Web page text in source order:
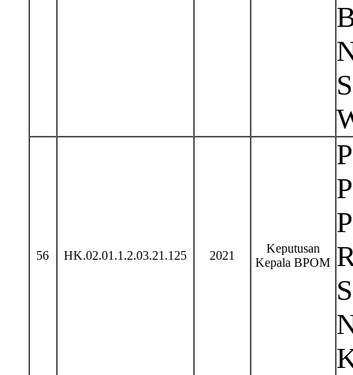
56 HK.02.01.1.2.03.21.125 2021
Keputusan
Kepala BPOM